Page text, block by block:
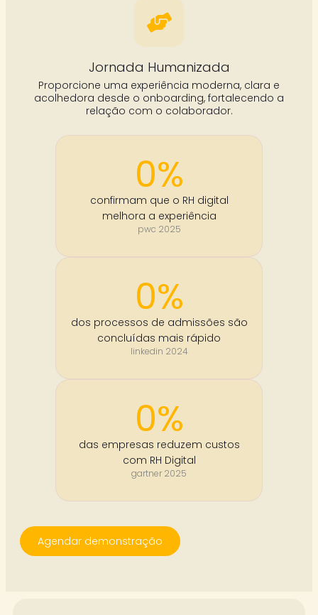
Jornada Humanizada
Proporcione uma experiência moderna, clara e
acolhedora desde o onboarding, fortalecendo a
relação com o colaborador.
0%
confirmam que o RH digital
melhora a experiência
pwc 2025
0%
dos processos de admissões são
concluídas mais rápido
linkedin 2024
0%
das empresas reduzem custos
com RH Digital
gartner 2025
Agendar demonstração